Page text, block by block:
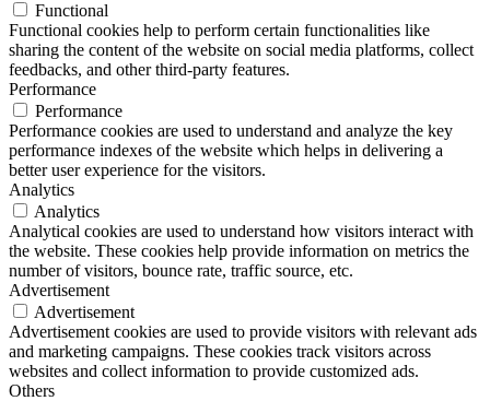
Functional
Functional cookies help to perform certain functionalities like
sharing the content of the website on social media platforms, collect
feedbacks, and other third-party features.
Performance
Performance
Performance cookies are used to understand and analyze the key
performance indexes of the website which helps in delivering a
better user experience for the visitors.
Analytics
Analytics
Analytical cookies are used to understand how visitors interact with
the website. These cookies help provide information on metrics the
number of visitors, bounce rate, traffic source, etc.
Advertisement
Advertisement
Advertisement cookies are used to provide visitors with relevant ads
and marketing campaigns. These cookies track visitors across
websites and collect information to provide customized ads.
Others